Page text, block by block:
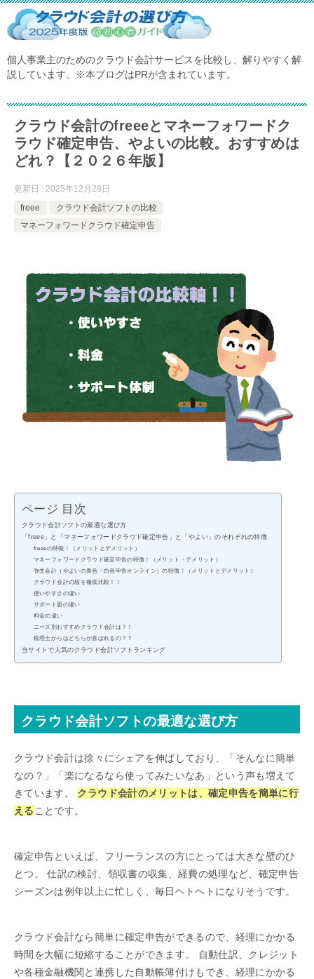
個人事業主のためのクラウド会計サービスを比較し、解りやすく解
説しています。※本ブログはPRが含まれています。
クラウド会計のfreeeとマネーフォワードク
ラウド確定申告、やよいの比較。おすすめは
どれ？【２０２６年版】
更新日 : 2025年12月28日
freee
クラウド会計ソフトの比較
マネーフォワードクラウド確定申告
ページ 目次
クラウド会計ソフトの最適な選び方
「freee」と「マネーフォワードクラウド確定申告」と「やよい」のそれぞれの特徴
freeeの特徴！（メリットとデメリット）
マネーフォワードクラウド確定申告の特徴！（メリット・デメリット）
弥生会計（やよいの青色・白色申告オンライン）の特徴！（メリットとデメリット）
クラウド会計の核を徹底比較！！
使いやすさの違い
サポート面の違い
料金の違い
ニーズ別おすすめクラウド会計は？！
税理士からはどちらが喜ばれるの？？
当サイトで人気のクラウド会計ソフトランキング
クラウド会計ソフトの最適な選び方
クラウド会計は徐々にシェアを伸ばしており、「そんなに簡単
なの？」「楽になるなら使ってみたいなあ」という声も増えて
きています。 クラウド会計のメリットは、確定申告を簡単に行
えることです。
確定申告といえば、フリーランスの方にとっては大きな壁のひ
とつ。 仕訳の検討、領収書の収集、経費の処理など、確定申告
シーズンは例年以上に忙しく、毎日ヘトヘトになりそうです。
クラウド会計なら簡単に確定申告ができるので、経理にかかる
時間を大幅に短縮することができます。 自動仕訳、クレジット
や各種金融機関と連携した自動帳簿付けもでき、経理にかかる